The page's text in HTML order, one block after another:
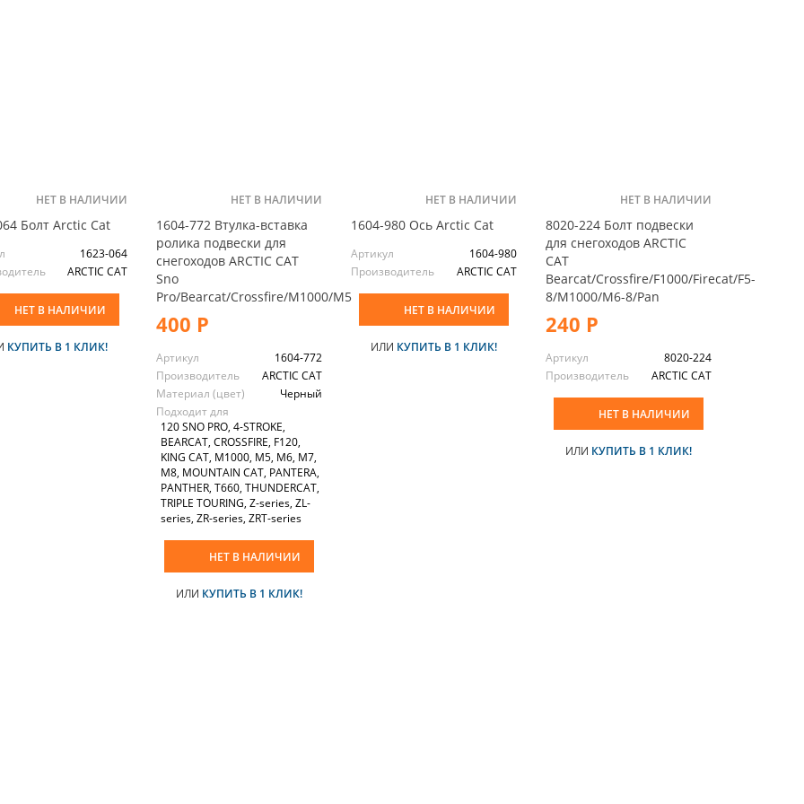
НЕТ В НАЛИЧИИ
Болт Arctic Cat
1623-064
ARCTIC CAT
НЕТ В НАЛИЧИИ
КУПИТЬ В 1 КЛИК!
НЕТ В НАЛИЧИИ
1604-772 Втулка-вставка
ролика подвески для
снегоходов ARCTIC CAT
Sno
Pro/Bearcat/Crossfire/M1000/M5
400 Р
Артикул
1604-772
Производитель
ARCTIC CAT
Материал (цвет)
Черный
Подходит для
120 SNO PRO, 4-STROKE,
BEARCAT, CROSSFIRE, F120,
KING CAT, M1000, M5, M6, M7,
M8, MOUNTAIN CAT, PANTERA,
PANTHER, T660, THUNDERCAT,
TRIPLE TOURING, Z-series, ZL-
series, ZR-series, ZRT-series
НЕТ В НАЛИЧИИ
ИЛИ КУПИТЬ В 1 КЛИК!
НЕТ В НАЛИЧИИ
1604-980 Ось Arctic Cat
Артикул
1604-980
Производитель
ARCTIC CAT
НЕТ В НАЛИЧИИ
ИЛИ КУПИТЬ В 1 КЛИК!
НЕТ В НАЛИЧИИ
8020-224 Болт подвески
для снегоходов ARCTIC
CAT
Bearcat/Crossfire/F1000/Firecat/F5-
8/M1000/M6-8/Pan
240 Р
Артикул
8020-224
Производитель
ARCTIC CAT
НЕТ В НАЛИЧИИ
ИЛИ КУПИТЬ В 1 КЛИК!